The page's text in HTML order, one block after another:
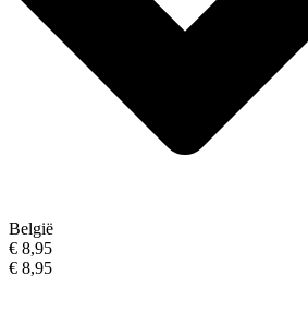
België
€ 8,95
€ 8,95